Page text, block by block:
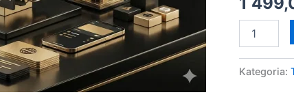
Techniczna
Kategoria: